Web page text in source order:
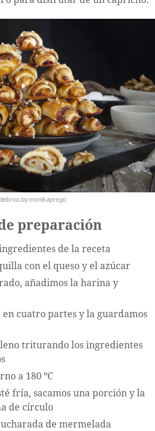
preparación
de la receta
con el queso y el azúcar
añadimos la harina y
cuatro partes y la guardamos
triturando los ingredientes
a 180 ºC
fría, sacamos una porción y la
de círculo
de mermelada